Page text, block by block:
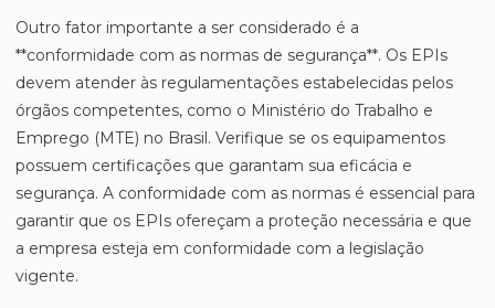
Outro fator importante a ser considerado é a
**conformidade com as normas de segurança**. Os EPIs
devem atender às regulamentações estabelecidas pelos
órgãos competentes, como o Ministério do Trabalho e
Emprego (MTE) no Brasil. Verifique se os equipamentos
possuem certificações que garantam sua eficácia e
segurança. A conformidade com as normas é essencial para
garantir que os EPIs ofereçam a proteção necessária e que
a empresa esteja em conformidade com a legislação
vigente.